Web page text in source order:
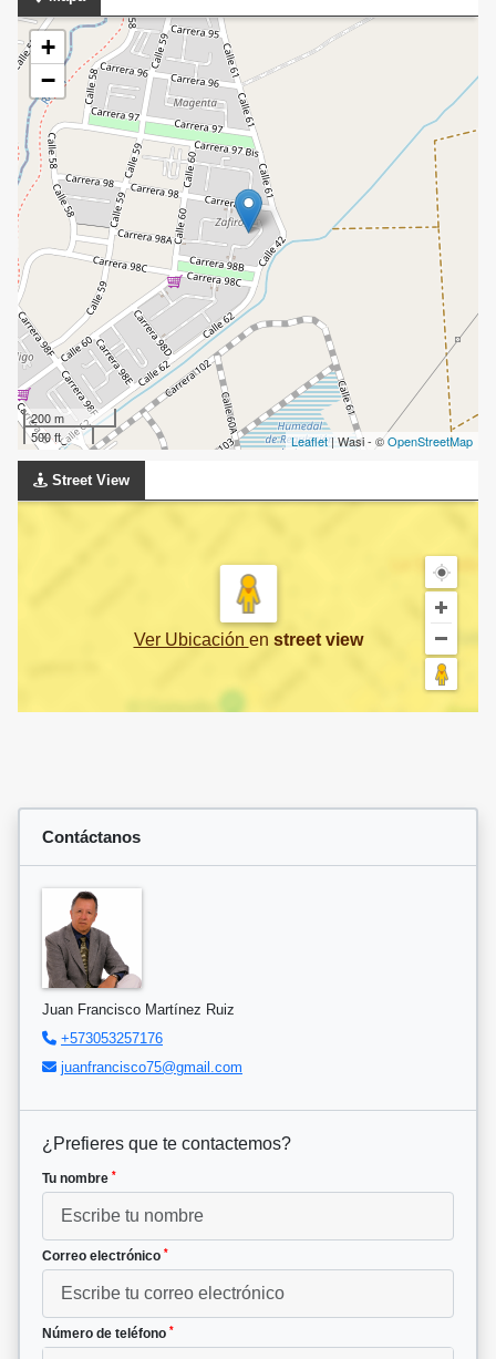
+
−
200 m
500 ft
Leaflet| Wasi - ©OpenStreetMap
Street View
Ver Ubicación en street view
Contáctanos
Juan Francisco Martínez Ruiz
+573053257176
juanfrancisco75@gmail.com
¿Prefieres que te contactemos?
Tu nombre *
Correo electrónico *
Número de teléfono *